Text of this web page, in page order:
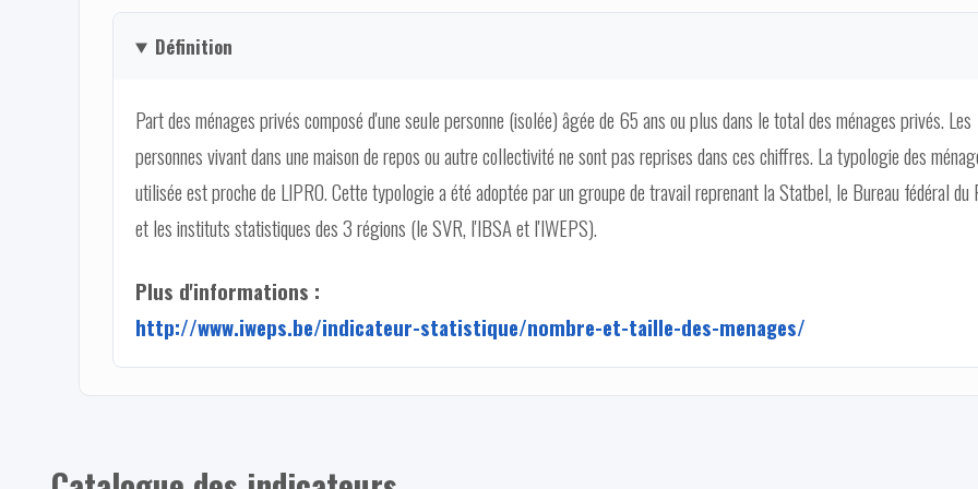
Définition
Part des ménages privés composé d'une seule personne (isolée) âgée de 65 ans ou plus dans le total des ménages privés. Les
personnes vivant dans une maison de repos ou autre collectivité ne sont pas reprises dans ces chiffres. La typologie des
utilisée est proche de LIPRO. Cette typologie a été adoptée par un groupe de travail reprenant la Statbel, le Bureau fédéral du
et les instituts statistiques des 3 régions (le SVR, l'IBSA et l'IWEPS).
Plus d'informations :
http://www.iweps.be/indicateur-statistique/nombre-et-taille-des-menages/